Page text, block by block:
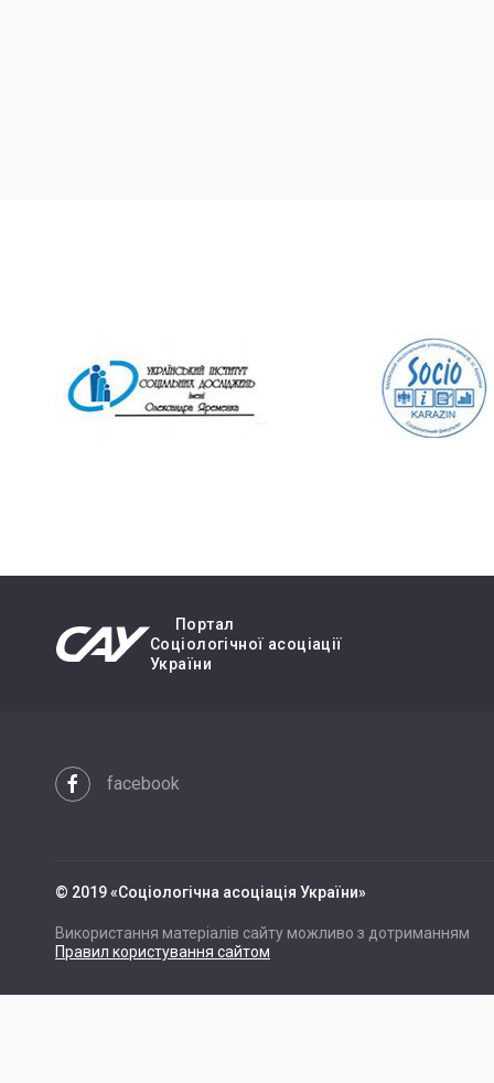
Портал
Cоціологічної асоціації
України
facebook
© 2019 «Cоціологічна асоціація України»
Використання матеріалів сайту можливо з дотриманням
Правил користування сайтом